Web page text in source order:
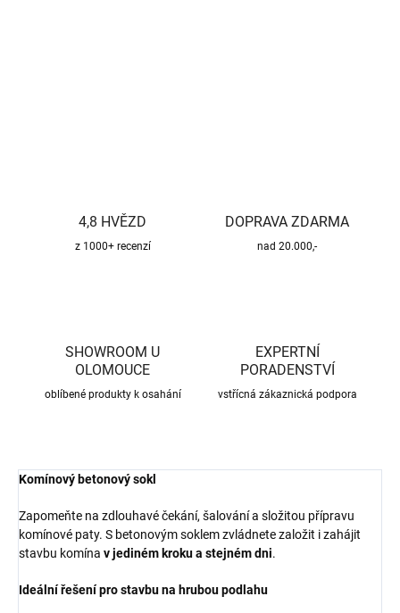
4,8 HVĚZD
z 1000+ recenzí
DOPRAVA ZDARMA
nad 20.000,-
SHOWROOM U
OLOMOUCE
oblíbené produkty k osahání
EXPERTNÍ
PORADENSTVÍ
vstřícná zákaznická podpora
Komínový betonový sokl
Zapomeňte na zdlouhavé čekání, šalování a složitou přípravu
komínové paty. S betonovým soklem zvládnete založit i zahájit
stavbu komína v jediném kroku a stejném dni.
Ideální řešení pro stavbu na hrubou podlahu